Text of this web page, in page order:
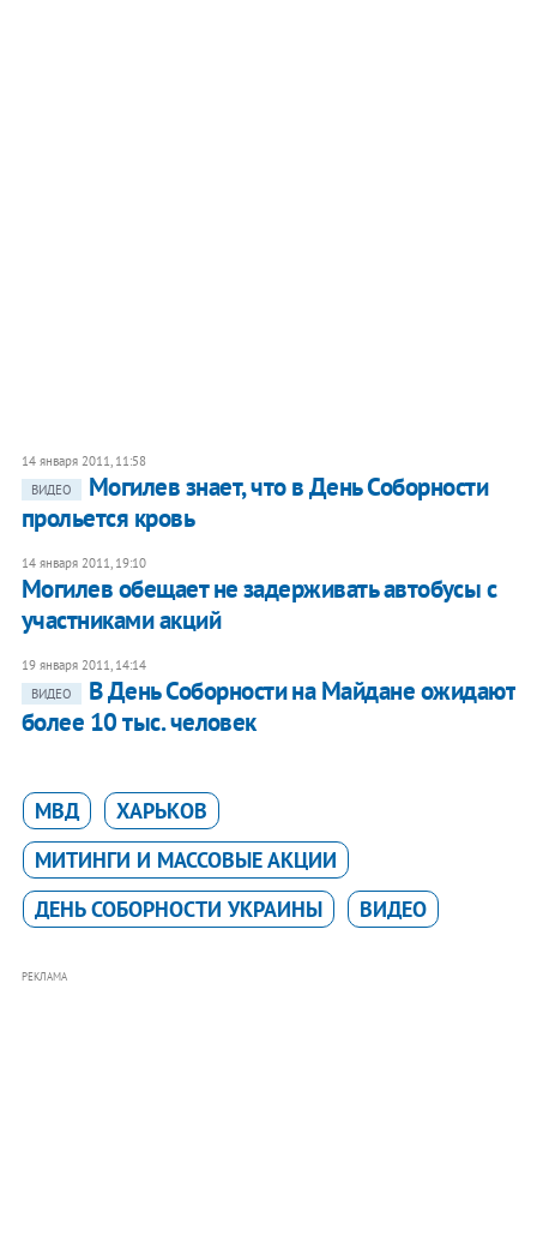
14 января 2011, 11:58
ВИДЕО
Могилев знает, что в День Соборности
прольется кровь
14 января 2011, 19:10
Могилев обещает не задерживать автобусы с
участниками акций
19 января 2011, 14:14
ВИДЕО
В День Соборности на Майдане ожидают
более 10 тыс. человек
МВД
ХАРЬКОВ
МИТИНГИ И МАССОВЫЕ АКЦИИ
ДЕНЬ СОБОРНОСТИ УКРАИНЫ
ВИДЕО
РЕКЛАМА